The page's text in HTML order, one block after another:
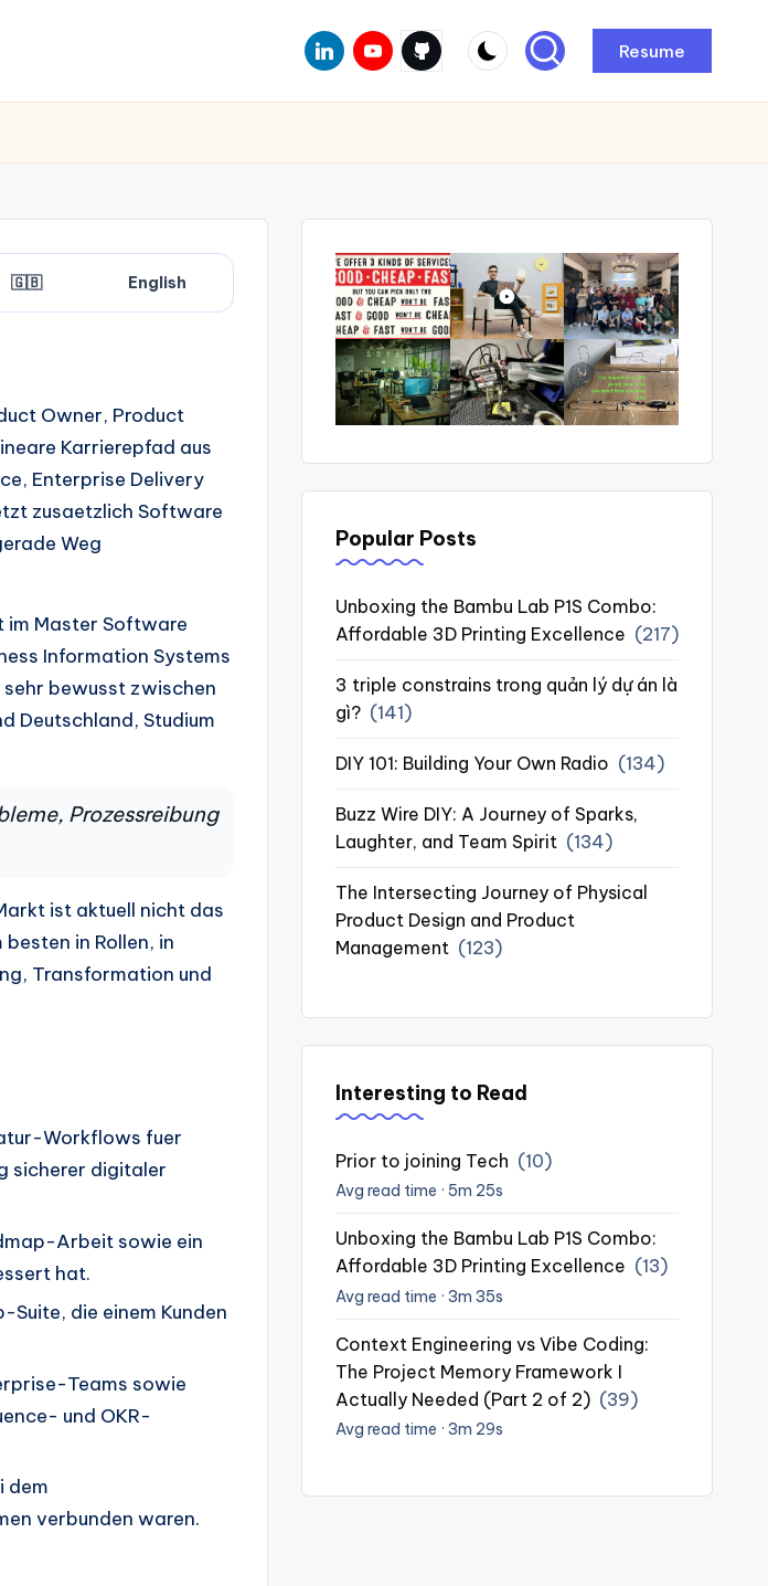
LinkedinYoutube
Github Resume
🇬🇧 English
Owner, Product
Karrierepfad aus
Enterprise Delivery
zusaetzlich Software
Weg
im Master Software
Information Systems
bewusst zwischen
Deutschland, Studium
Prozessreibung
ist aktuell nicht das
in Rollen, in
Transformation und
Workflows fuer
sicherer digitaler
Arbeit sowie ein
hat.
die einem Kunden
Teams sowie
und OKR-
dem
verbunden waren.
Popular Posts
Unboxing the Bambu Lab P1S Combo:
Affordable 3D Printing Excellence (217)
3 triple constrains trong quản lý dự án là
gì? (141)
DIY 101: Building Your Own Radio (134)
Buzz Wire DIY: A Journey of Sparks,
Laughter, and Team Spirit (134)
The Intersecting Journey of Physical
Product Design and Product
Management (123)
Interesting to Read
Prior to joining Tech (10)
Avg read time · 5m 25s
Unboxing the Bambu Lab P1S Combo:
Affordable 3D Printing Excellence (13)
Avg read time · 3m 35s
Context Engineering vs Vibe Coding:
The Project Memory Framework I
Actually Needed (Part 2 of 2) (39)
Avg read time · 3m 29s